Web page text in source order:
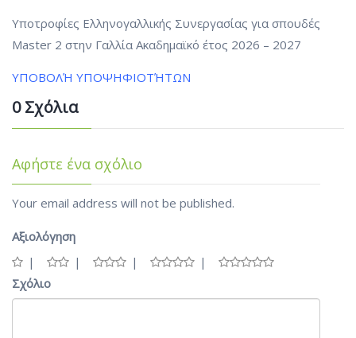
Υποτροφίες Ελληνογαλλικής Συνεργασίας για σπουδές
Master 2 στην Γαλλία Ακαδημαϊκό έτος 2026 – 2027
ΥΠΟΒΟΛΉ ΥΠΟΨΗΦΙΟΤΉΤΩΝ
0 Σχόλια
Αφήστε ένα σχόλιο
Your email address will not be published.
Αξιολόγηση
Σχόλιο